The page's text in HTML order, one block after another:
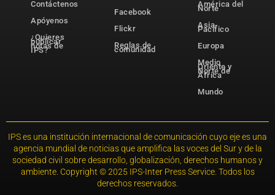
Contáctenos
Apóyenos
¿Quieres
publicar
notas de
IPS?
Facebook
Flickr
Reglas de
comunidad
América del
Norte
Asia-
Pacífico
Europa
Medio
Oriente y
Norte de
África
Mundo
IPS es una institución internacional de comunicación cuyo eje es una
agencia mundial de noticias que amplifica las voces del Sur y de la
sociedad civil sobre desarrollo, globalización, derechos humanos y
ambiente. Copyright © 2025 IPS-Inter Press Service. Todos los
derechos reservados.